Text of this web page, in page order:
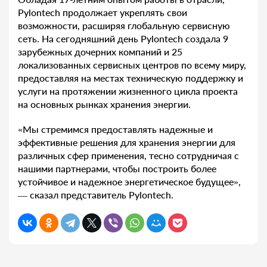
Pylontech продолжает укреплять свои
возможности, расширяя глобальную сервисную
сеть. На сегодняшний день Pylontech создала 9
зарубежных дочерних компаний и 25
локализованных сервисных центров по всему миру,
предоставляя на местах техническую поддержку и
услуги на протяжении жизненного цикла проекта
на основных рынках хранения энергии.
«Мы стремимся предоставлять надежные и
эффективные решения для хранения энергии для
различных сфер применения, тесно сотрудничая с
нашими партнерами, чтобы построить более
устойчивое и надежное энергетическое будущее»,
— сказал представитель Pylontech.